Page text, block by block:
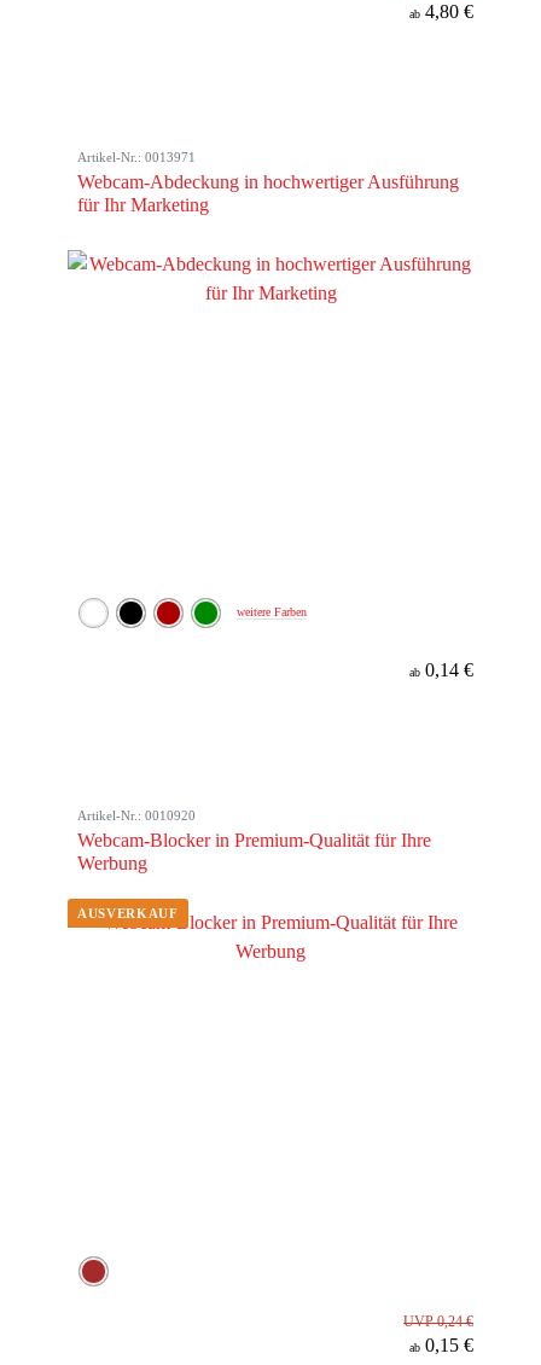
ab 4,80 €
Artikel-Nr.: 0013971
Webcam-Abdeckung in hochwertiger Ausführung
für Ihr Marketing
weitere Farben
ab 0,14 €
Artikel-Nr.: 0010920
Webcam-Blocker in Premium-Qualität für Ihre
Werbung
UVP 0,24 €
ab 0,15 €